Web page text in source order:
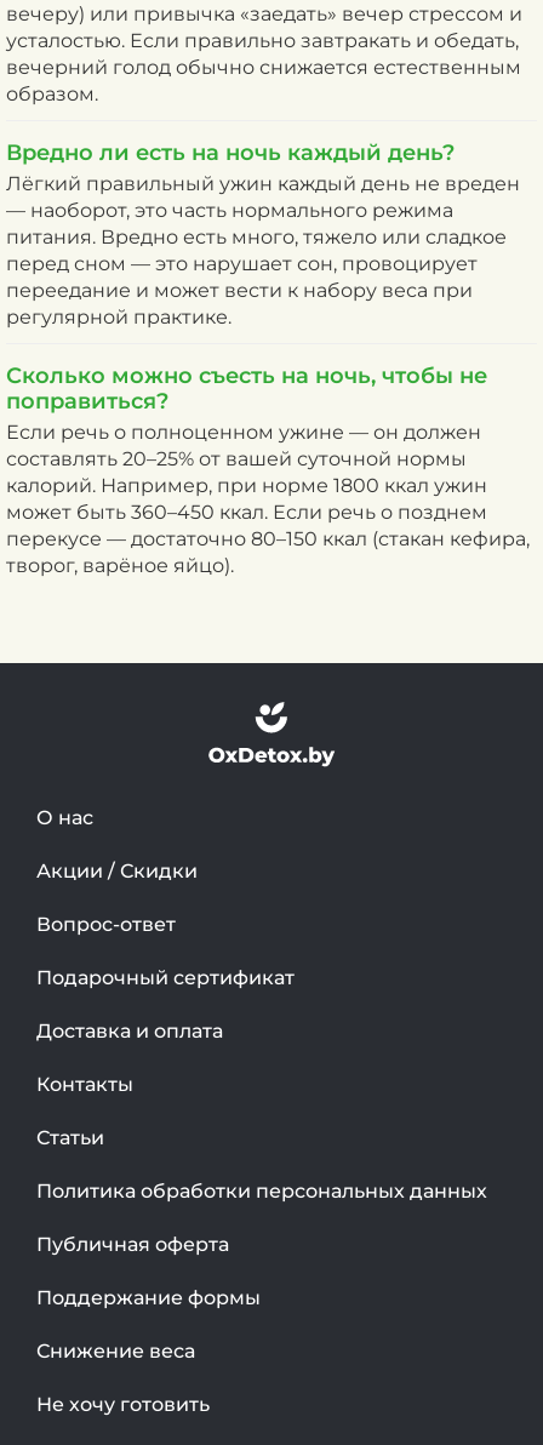
вечеру) или привычка «заедать» вечер стрессом и
усталостью. Если правильно завтракать и обедать,
вечерний голод обычно снижается естественным
образом.
Вредно ли есть на ночь каждый день?
Лёгкий правильный ужин каждый день не вреден
— наоборот, это часть нормального режима
питания. Вредно есть много, тяжело или сладкое
перед сном — это нарушает сон, провоцирует
переедание и может вести к набору веса при
регулярной практике.
Сколько можно съесть на ночь, чтобы не
поправиться?
Если речь о полноценном ужине — он должен
составлять 20–25% от вашей суточной нормы
калорий. Например, при норме 1800 ккал ужин
может быть 360–450 ккал. Если речь о позднем
перекусе — достаточно 80–150 ккал (стакан кефира,
творог, варёное яйцо).
О нас
Акции / Скидки
Вопрос-ответ
Подарочный сертификат
Доставка и оплата
Контакты
Статьи
Политика обработки персональных данных
Публичная оферта
Поддержание формы
Снижение веса
Не хочу готовить